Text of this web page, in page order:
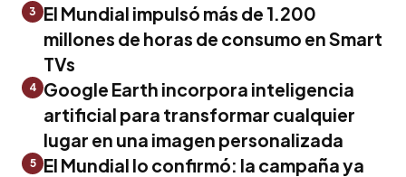
3
El Mundial impulsó más de 1.200
millones de horas de consumo en Smart
TVs
4 Google Earth incorpora inteligencia
artificial para transformar cualquier
lugar en una imagen personalizada
5
El Mundial lo confirmó: la campaña ya